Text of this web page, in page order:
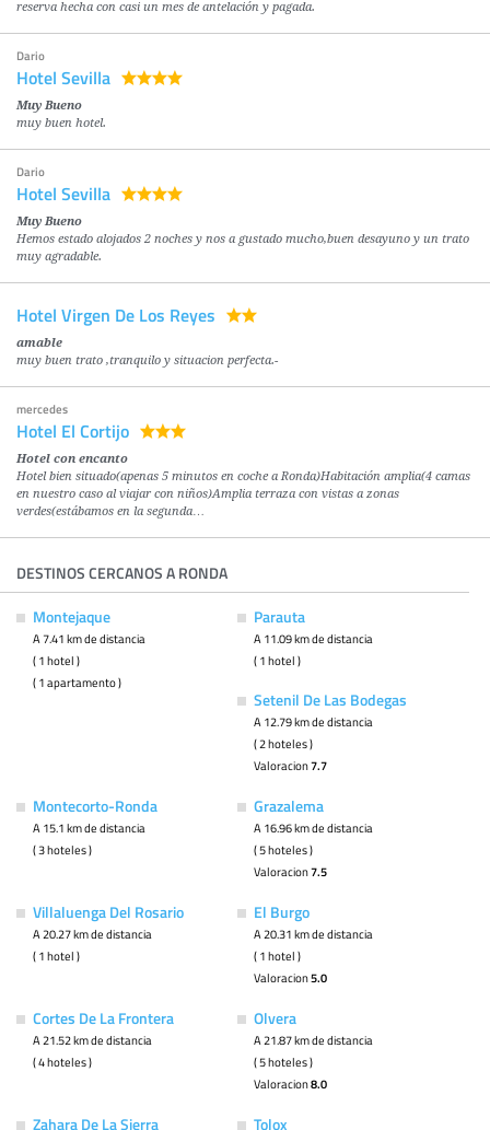
reserva hecha con casi un mes de antelación y pagada.
Dario
Hotel Sevilla
Muy Bueno
muy buen hotel.
Dario
Hotel Sevilla
Muy Bueno
Hemos estado alojados 2 noches y nos a gustado mucho,buen desayuno y un trato
muy agradable.
Hotel Virgen De Los Reyes
amable
muy buen trato ,tranquilo y situacion perfecta.-
mercedes
Hotel El Cortijo
Hotel con encanto
Hotel bien situado(apenas 5 minutos en coche a Ronda)Habitación amplia(4 camas
en nuestro caso al viajar con niños)Amplia terraza con vistas a zonas
verdes(estábamos en la segunda…
DESTINOS CERCANOS A RONDA
Montejaque
A 7.41 km de distancia
( 1 hotel )
( 1 apartamento )
Parauta
A 11.09 km de distancia
( 1 hotel )
Setenil De Las Bodegas
A 12.79 km de distancia
( 2 hoteles )
Valoracion7.7
Montecorto-Ronda
A 15.1 km de distancia
( 3 hoteles )
Grazalema
A 16.96 km de distancia
( 5 hoteles )
Valoracion7.5
Villaluenga Del Rosario
A 20.27 km de distancia
( 1 hotel )
El Burgo
A 20.31 km de distancia
( 1 hotel )
Valoracion5.0
Cortes De La Frontera
A 21.52 km de distancia
( 4 hoteles )
Olvera
A 21.87 km de distancia
( 5 hoteles )
Valoracion8.0
Zahara De La Sierra Tolox